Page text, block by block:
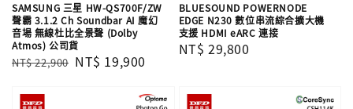
SAMSUNG 三星 HW-QS700F/ZW
聲霸 3.1.2 Ch Soundbar AI 魔幻
音場 無線杜比全景聲 (Dolby
Atmos) 公司貨
Regular
NT$ 22,900 Sale
NT$ 19,900
BLUESOUND POWERNODE
EDGE N230 數位串流綜合擴大機
支援 HDMI eARC 連接
Regular
NT$ 29,800